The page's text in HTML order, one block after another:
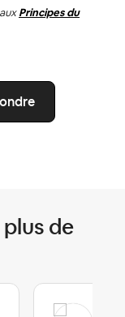
Principes du
plus de